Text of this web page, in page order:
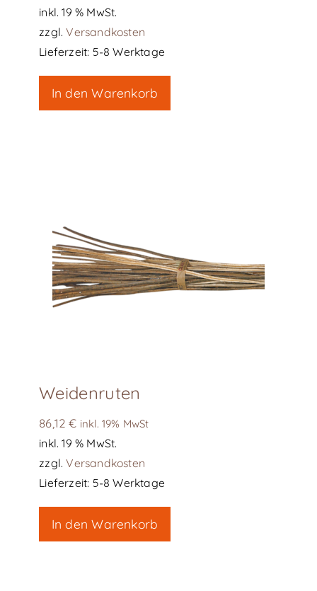
inkl. 19 % MwSt.
zzgl.Versandkosten
Lieferzeit: 5-8 Werktage
In den Warenkorb
Weidenruten
86,12€ inkl. 19% MwSt
inkl. 19 % MwSt.
zzgl.Versandkosten
Lieferzeit: 5-8 Werktage
In den Warenkorb